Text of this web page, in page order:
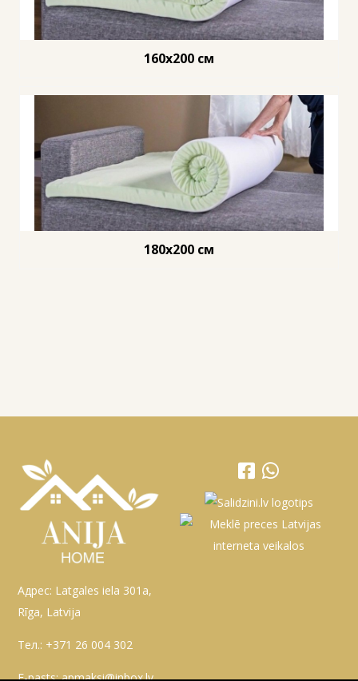
160x200 см
180x200 см
Адрес: Latgales iela 301a,
Rīga, Latvija
Тел.: +371 26 004 302
E-pasts:apmaksi@inbox.lv